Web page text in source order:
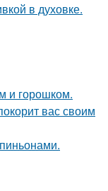
в духовке.
и горошком.
вас своим